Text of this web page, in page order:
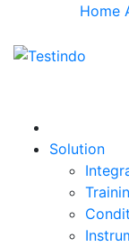
Home
Solution